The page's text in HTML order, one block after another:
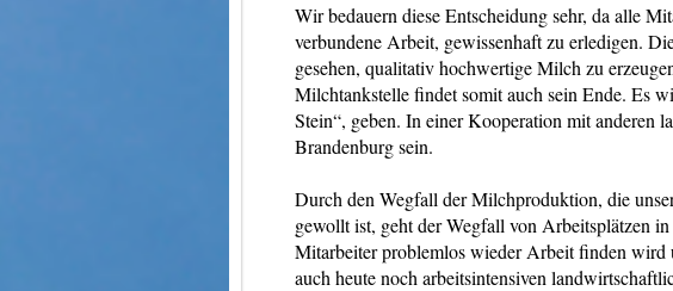
Wir bedauern diese Entscheidung sehr, da alle
verbundene Arbeit, gewissenhaft zu erledigen.
gesehen, qualitativ hochwertige Milch zu
Milchtankstelle findet somit auch sein Ende. Es
Stein“, geben. In einer Kooperation mit anderen
Brandenburg sein.
Durch den Wegfall der Milchproduktion, die
gewollt ist, geht der Wegfall von Arbeitsplätzen
Mitarbeiter problemlos wieder Arbeit finden wird
auch heute noch arbeitsintensiven